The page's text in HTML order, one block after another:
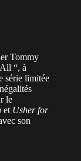
Tommy
“, à
série limitée
le
et Usher for
son